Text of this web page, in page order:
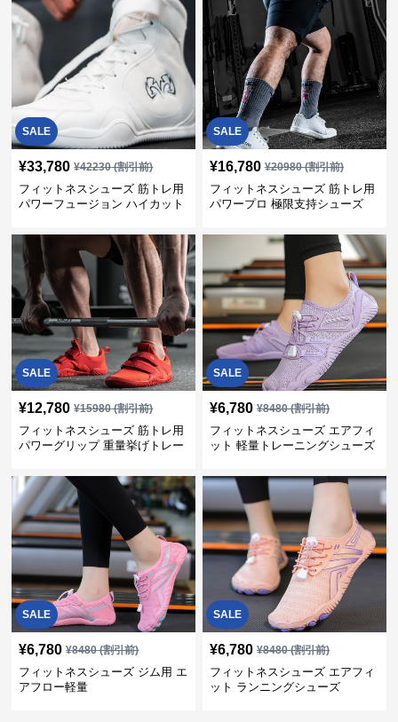
SALE
¥33,780 ¥42230(割引前)
フィットネスシューズ 筋トレ用
パワーフュージョン ハイカット
SALE
¥16,780 ¥20980(割引前)
フィットネスシューズ 筋トレ用
パワープロ 極限支持シューズ
SALE
¥12,780 ¥15980(割引前)
フィットネスシューズ 筋トレ用
パワーグリップ 重量挙げトレー
SALE
¥6,780 ¥8480(割引前)
フィットネスシューズ エアフィ
ット 軽量トレーニングシューズ
SALE
¥6,780 ¥8480(割引前)
フィットネスシューズ ジム用 エ
アフロー軽量
SALE
¥6,780 ¥8480(割引前)
フィットネスシューズ エアフィ
ット ランニングシューズ